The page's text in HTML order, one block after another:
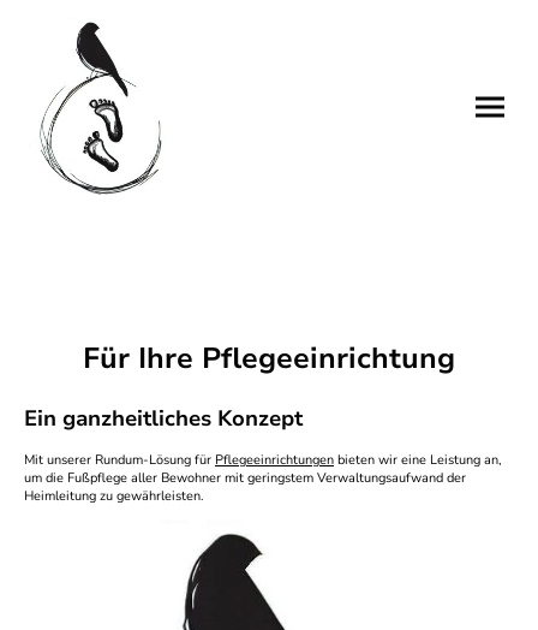
Ein ganzheitliches Konzept
Für Ihre Pflegeeinrichtung
Mit unserer Rundum-Lösung für Pflegeeinrichtungen bieten wir eine Leistung an,
um die Fußpflege aller Bewohner mit geringstem Verwaltungsaufwand der
Heimleitung zu gewährleisten.